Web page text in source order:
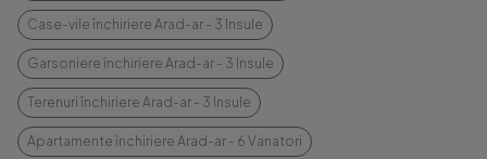
Case-vile închiriere Arad-ar - 3 Insule
Garsoniere închiriere Arad-ar - 3 Insule
Terenuri închiriere Arad-ar - 3 Insule
Apartamente închiriere Arad-ar - 6 Vanatori